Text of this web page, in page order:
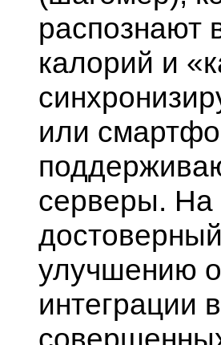
распознают
калорий и
или
серверы. На
улучшению
интеграции